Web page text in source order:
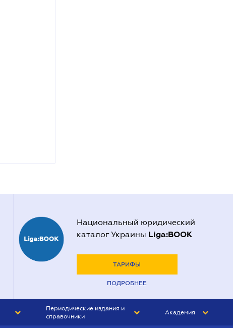
Национальный юридический
каталог Украины Liga:BOOK
ТАРИФЫ
ПОДРОБНЕЕ
Периодические издания и
справочники
Академия